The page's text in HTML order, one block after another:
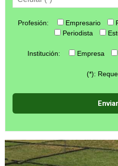
Profesión: Empresario
Periodista
Institución: Empresa
(*):